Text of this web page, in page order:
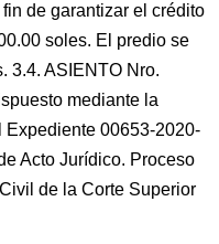
de garantizar el crédito
soles. El predio se
3.4. ASIENTO Nro.
mediante la
00653-2020-
Acto Jurídico. Proceso
de la Corte Superior